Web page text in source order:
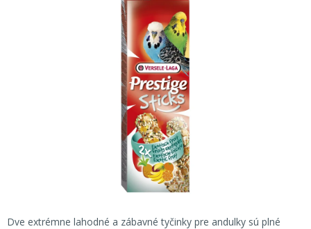
Dve extrémne lahodné a zábavné tyčinky pre andulky sú plné